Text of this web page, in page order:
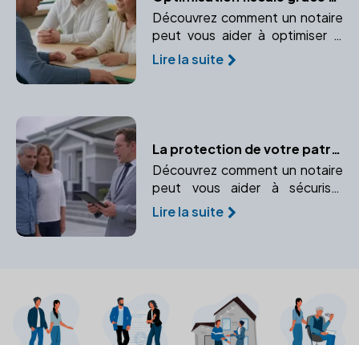
Découvrez comment un notaire
peut vous aider à optimiser la
fiscalité de votre entreprise dès
sa création. Anticipez vos
Lire la suite
La protection de votre patrimoine immobilier face à l'imprévu grâce au notaire
Découvrez comment un notaire
peut vous aider à sécuriser
votre patrimoine immobilier face
à l'imprévu. Protégez vos biens
Lire la suite